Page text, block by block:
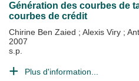
Génération des courbes de
courbes de crédit
Chirine Ben Zaied ; Alexis Viry ;
2007
s.p.
Plus d'information...